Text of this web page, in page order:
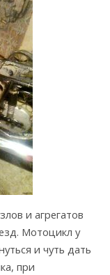
и агрегатов
Мотоцикл у
и чуть дать
при